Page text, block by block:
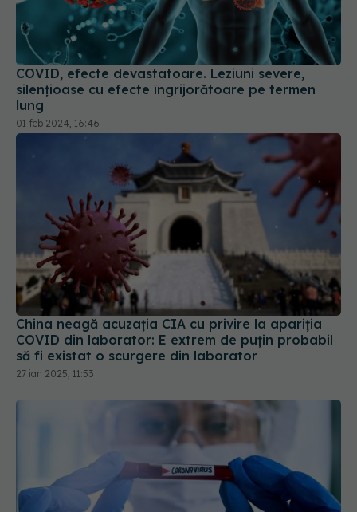
COVID, efecte devastatoare. Leziuni severe,
silențioase cu efecte îngrijorătoare pe termen
lung
01 feb 2024, 16:46
China neagă acuzația CIA cu privire la apariția
COVID din laborator: E extrem de puţin probabil
să fi existat o scurgere din laborator
27 ian 2025, 11:53